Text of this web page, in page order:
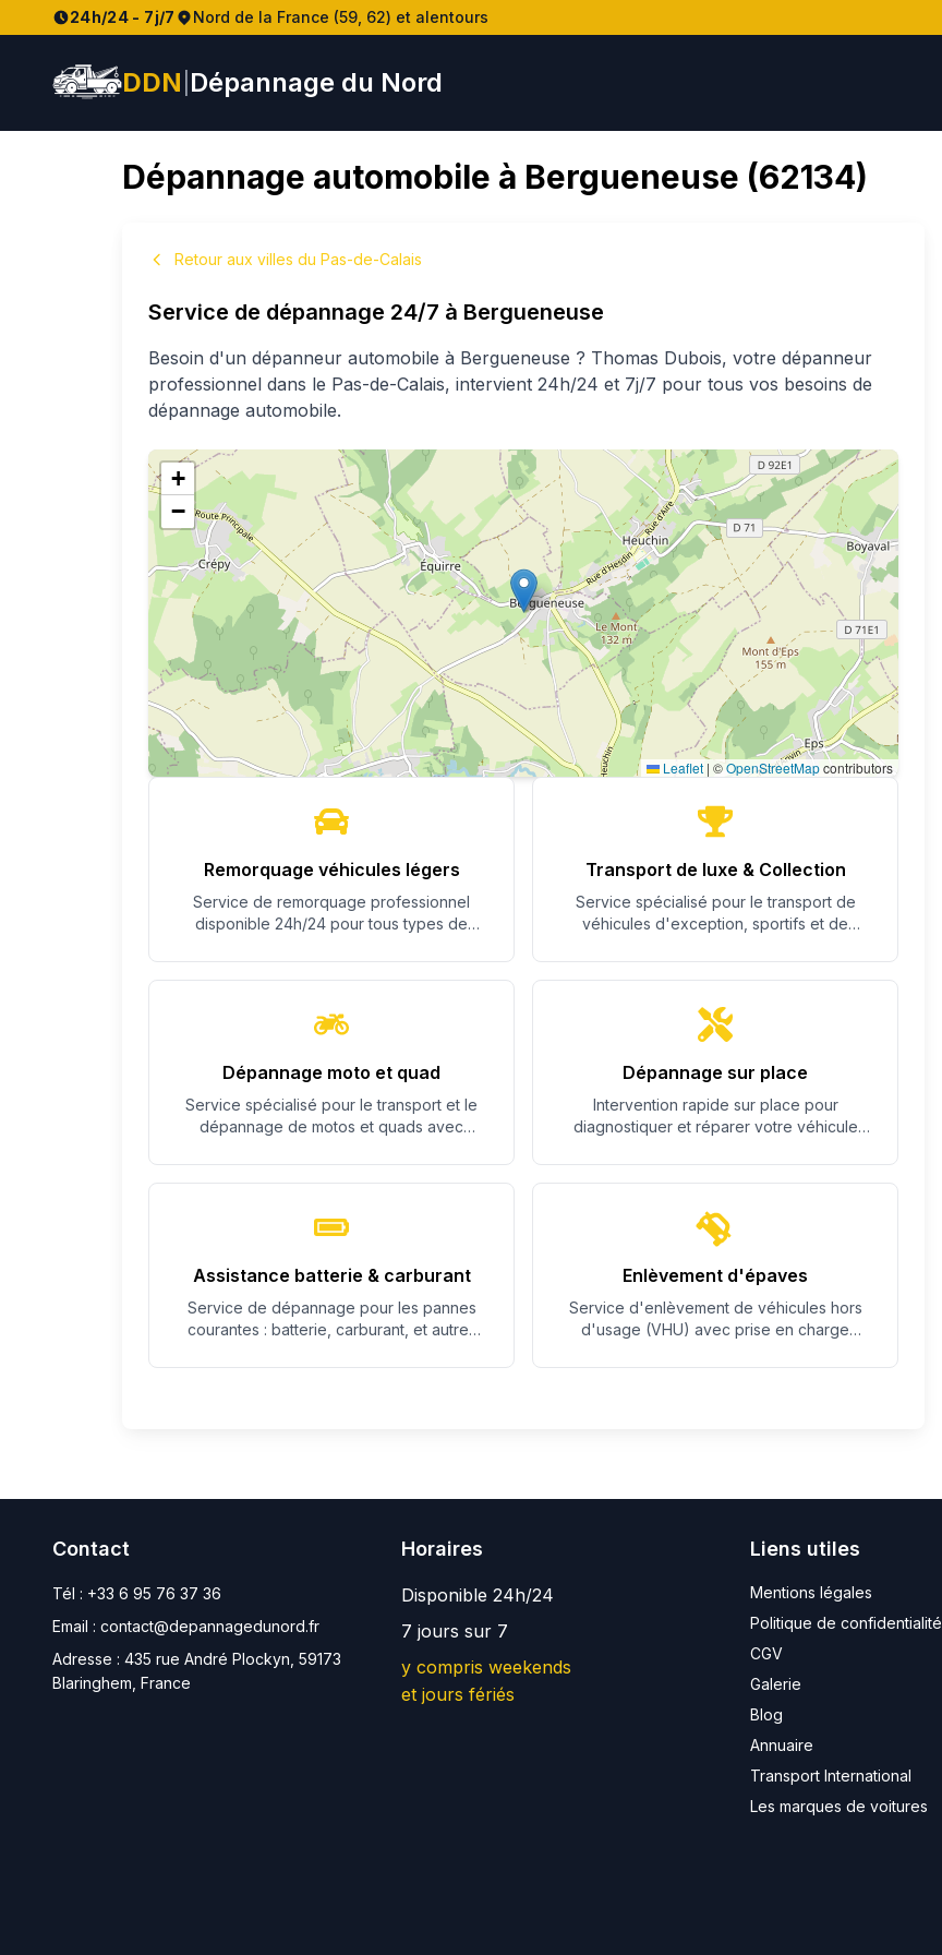
24h/24 - 7j/7 Nord de la France (59, 62) et alentours
DDN Dépannage du Nord
Dépannage automobile à Bergueneuse (62134)
Retour aux villes du Pas-de-Calais
Service de dépannage 24/7 à Bergueneuse
Besoin d'un dépanneur automobile à Bergueneuse ? Thomas Dubois, votre dépanneur
professionnel dans le Pas-de-Calais, intervient 24h/24 et 7j/7 pour tous vos besoins de
dépannage automobile.
+
−
Leaflet | ©OpenStreetMapcontributors
Remorquage véhicules légers
Service de remorquage professionnel
disponible 24h/24 pour tous types de
Transport de luxe & Collection
Service spécialisé pour le transport de
véhicules d'exception, sportifs et de
Dépannage moto et quad
Service spécialisé pour le transport et le
dépannage de motos et quads avec
Dépannage sur place
Intervention rapide sur place pour
diagnostiquer et réparer votre véhicule
Assistance batterie & carburant
Service de dépannage pour les pannes
courantes : batterie, carburant, et autres
Enlèvement d'épaves
Service d'enlèvement de véhicules hors
d'usage (VHU) avec prise en charge
Contact
Tél : +33 6 95 76 37 36
Email : contact@depannagedunord.fr
Adresse : 435 rue André Plockyn, 59173
Blaringhem, France
Horaires
Disponible 24h/24
7 jours sur 7
y compris weekends
et jours fériés
Liens utiles
Mentions légales
Politique de confidentialité
CGV
Galerie
Blog
Annuaire
Transport International
Les marques de voitures